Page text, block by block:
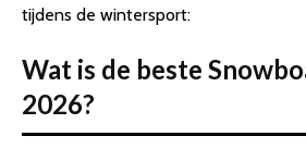
tijdens de wintersport:
Wat is de beste
2026?